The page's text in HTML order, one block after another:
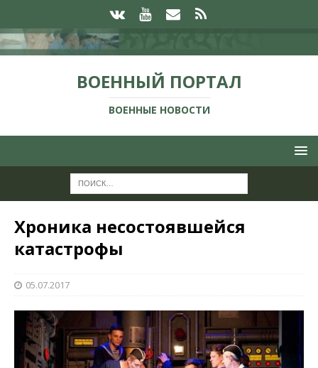
ВОЕННЫЙ ПОРТАЛ
ВОЕННЫЕ НОВОСТИ
Хроника несостоявшейся
катастрофы
05.07.2017